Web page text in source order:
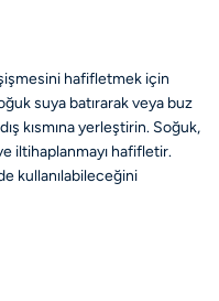
hafifletmek için
suya batırarak veya buz
kısmına yerleştirin. Soğuk,
iltihaplanmayı hafifletir.
kullanılabileceğini